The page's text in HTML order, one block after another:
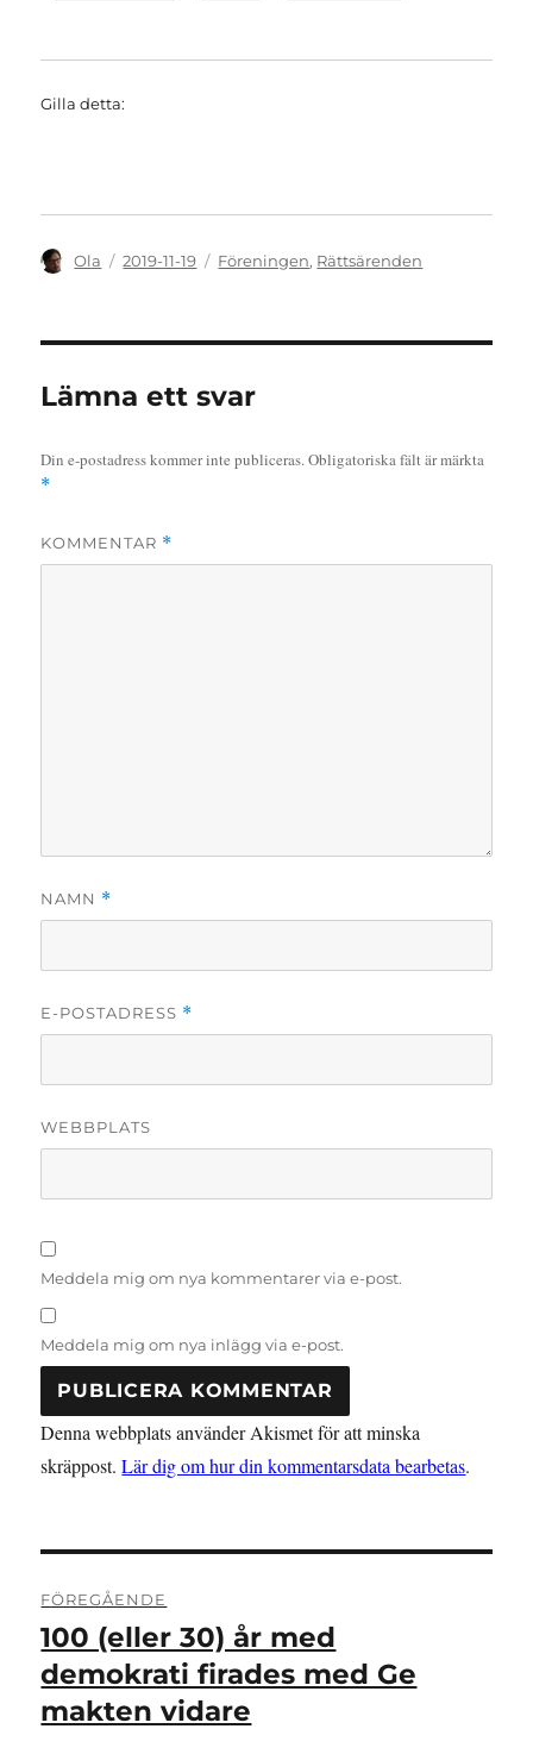
Gilla detta:
Författare
Ola
Publicerat
2019-11-19 Kategorier
Föreningen, Rättsärenden
Lämna ett svar
Din e-postadress kommer inte publiceras.Obligatoriska fält är märkta
*
KOMMENTAR *
NAMN *
E-POSTADRESS *
WEBBPLATS
Meddela mig om nya kommentarer via e-post.
Meddela mig om nya inlägg via e-post.
Denna webbplats använder Akismet för att minska
skräppost.Lär dig om hur din kommentarsdata bearbetas.
FÖREGÅENDE
Föregående
inlägg:
100 (eller 30) år med
demokrati firades med Ge
makten vidare